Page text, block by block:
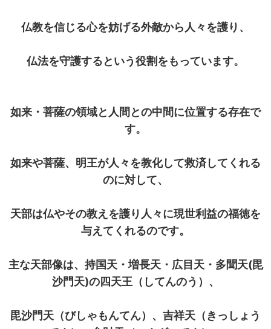
仏教を信じる心を妨げる外敵から人々を護り、
仏法を守護するという役割をもっています。
如来・菩薩の領域と人間との中間に位置する存在で
す。
如来や菩薩、明王が人々を教化して救済してくれる
のに対して、
天部は仏やその教えを護り人々に現世利益の福徳を
与えてくれるのです。
主な天部像は、持国天・増長天・広目天・多聞天(毘
沙門天)の四天王（してんのう）、
毘沙門天（びしゃもんてん）、吉祥天（きっしょう